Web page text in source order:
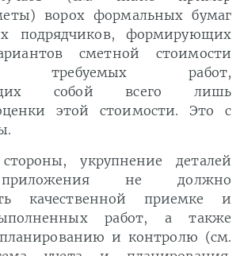
ворох формальных бумаг
подрядчиков, формирующих
сметной стоимости
требуемых работ,
собой всего лишь
этой стоимости. Это с
укрупнение деталей
не должно
качественной приемке и
работ, а также
и контролю (см.